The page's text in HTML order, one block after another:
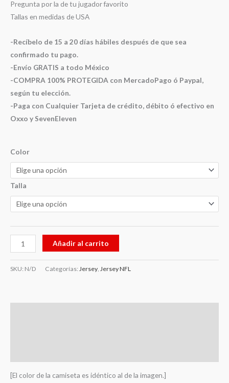
Pregunta por la de tu jugador favorito
Tallas en medidas de USA
-Recíbelo de 15 a 20 días hábiles después de que sea
confirmado tu pago.
-Envío GRATIS a todo México
-COMPRA 100% PROTEGIDA con MercadoPago ó Paypal,
según tu elección.
-Paga con Cualquier Tarjeta de crédito, débito ó efectivo en
Oxxo y SevenEleven
Color
Talla
Añadir al carrito
SKU: N/D Categorías: Jersey Jersey NFL
[El color de la camiseta es idéntico al de la imagen.]